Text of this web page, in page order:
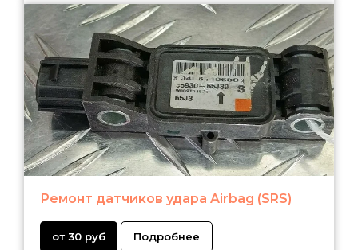
Ремонт датчиков удара Airbag (SRS)
от 30 руб Подробнее